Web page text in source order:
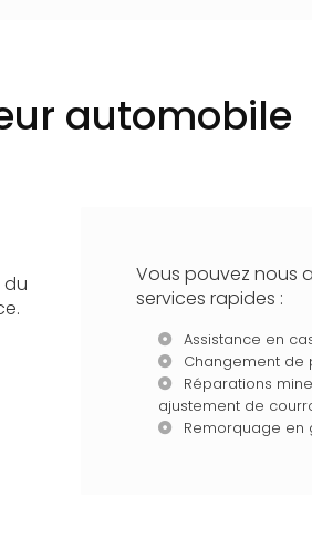
automobile
du
Vous pouvez nous
services rapides :
Assistance en
Changement de
Réparations
ajustement de
Remorquage en